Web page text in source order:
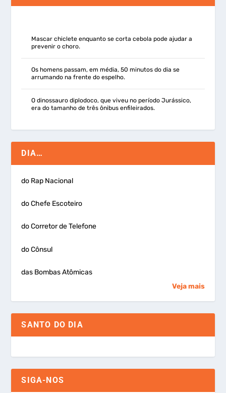
Mascar chiclete enquanto se corta cebola pode ajudar a
prevenir o choro.
Os homens passam, em média, 50 minutos do dia se
arrumando na frente do espelho.
O dinossauro diplodoco, que viveu no período Jurássico,
era do tamanho de três ônibus enfileirados.
DIA…
do Rap Nacional
do Chefe Escoteiro
do Corretor de Telefone
do Cônsul
das Bombas Atômicas
Veja mais
SANTO DO DIA
SIGA-NOS